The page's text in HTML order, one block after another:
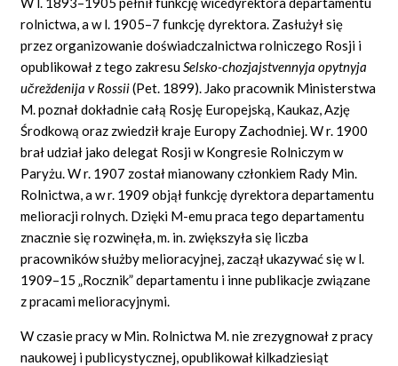
rolnictwa, a w l. 1905–7 funkcję dyrektora. Zasłużył się
przez organizowanie doświadczalnictwa rolniczego Rosji i
opublikował z tego zakresuSelsko-chozjajstvennyja opytnyja
učreždenijav Rossii(Pet. 1899). Jako pracownik Ministerstwa
M. poznał dokładnie całą Rosję Europejską, Kaukaz, Azję
Środkową oraz zwiedził kraje Europy Zachodniej. W r. 1900
brał udział jako delegat Rosji w Kongresie Rolniczym w
Paryżu. W r. 1907 został mianowany członkiem Rady Min.
Rolnictwa, a w r. 1909 objął funkcję dyrektora departamentu
melioracji rolnych. Dzięki M-emu praca tego departamentu
znacznie się rozwinęła, m. in. zwiększyła się liczba
pracowników służby melioracyjnej, zaczął ukazywać się w l.
1909–15 „Rocznik” departamentu i inne publikacje związane
z pracami melioracyjnymi.
W czasie pracy w Min. Rolnictwa M. nie zrezygnował z pracy
naukowej i publicystycznej, opublikował kilkadziesiąt